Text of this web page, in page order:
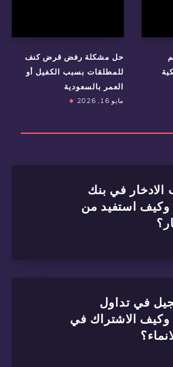
حل مشكلة رفض قرض كنف
للمطلقات بسبب الكفيل أو
العمر بالسعودية
مايو 16, 2026
في بنك
الإنماء 1444 وكيف استفيد من
في تداول
الإنماء 1444 وكيف الاشتراك في